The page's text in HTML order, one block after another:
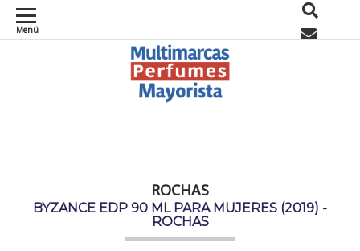
Menú
ROCHAS
BYZANCE EDP 90 ML PARA MUJERES (2019) -
ROCHAS